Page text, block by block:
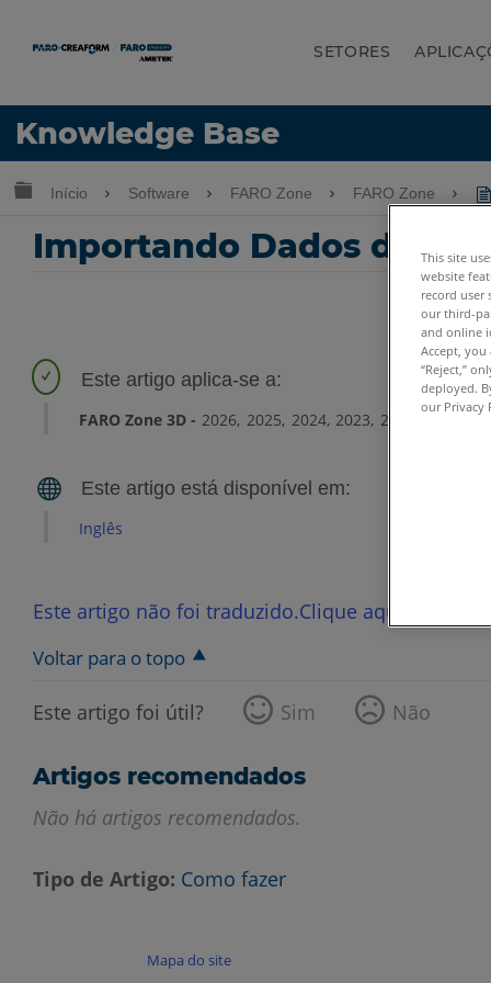
SETORES
Knowledge Base
Idioma
Expandir/recolher hierarquia global
Início Software FARO Zone FARO Zone
Importando Dados da
FARO Zone 3D 2026 2025 2024 2023 2022
Inglês
Este artigo não foi traduzido.Clique aqui para ver
Voltar para o topo
Este artigo foi útil? Sim Não
Artigos recomendados
Não há artigos recomendados.
Tipo de Artigo Como fazer
Mapa do site
This site
website
record user
our third-
and online
Accept,
“Reject,”
deployed.
our Privacy